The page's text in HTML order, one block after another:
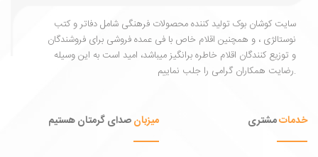
کوشان بوک تولید کننده محصولات فرهنگی شامل دفاتر و کتب
، و همچنین اقلام خاص با فی عمده فروشی برای فروشندگان
کنندگان اقلام خاطره برانگیز میباشد، امید است به این وسیله
مشتری صدای گرمتان هستیم